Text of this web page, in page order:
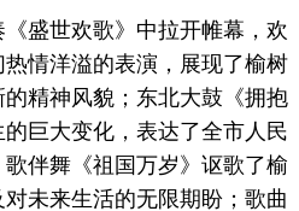
盛世欢歌》中拉开帷幕，欢
情洋溢的表演，展现了榆树
精神风貌；东北大鼓《拥抱
巨大变化，表达了全市人民
伴舞《祖国万岁》讴歌了榆
未来生活的无限期盼；歌曲